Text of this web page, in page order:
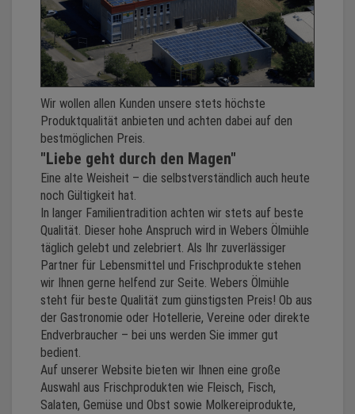
Wir wollen allen Kunden unsere stets höchste
Produktqualität anbieten und achten dabei auf den
bestmöglichen Preis.
"Liebe geht durch den Magen"
Eine alte Weisheit – die selbstverständlich auch heute
noch Gültigkeit hat.
In langer Familientradition achten wir stets auf beste
Qualität. Dieser hohe Anspruch wird in Webers Ölmühle
täglich gelebt und zelebriert. Als Ihr zuverlässiger
Partner für Lebensmittel und Frischprodukte stehen
wir Ihnen gerne helfend zur Seite. Webers Ölmühle
steht für beste Qualität zum günstigsten Preis! Ob aus
der Gastronomie oder Hotellerie, Vereine oder direkte
Endverbraucher – bei uns werden Sie immer gut
bedient.
Auf unserer Website bieten wir Ihnen eine große
Auswahl aus Frischprodukten wie Fleisch, Fisch,
Salaten, Gemüse und Obst sowie Molkereiprodukte,